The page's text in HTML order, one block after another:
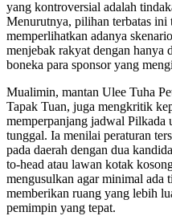
yang kontroversial adalah
Menurutnya, pilihan terbatas ini
memperlihatkan adanya
menjebak rakyat dengan hanya
boneka para sponsor yang
Mualimin, mantan Ulee Tuha
Tapak Tuan, juga mengkritik
memperpanjang jadwal Pilkada
tunggal. Ia menilai peraturan
pada daerah dengan dua
to-head atau lawan kotak
mengusulkan agar minimal ada
memberikan ruang yang lebih
pemimpin yang tepat.